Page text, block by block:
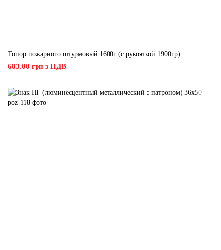
Топор пожарного штурмовый 1600г (с рукояткой 1900гр)
683.00 грн з ПДВ